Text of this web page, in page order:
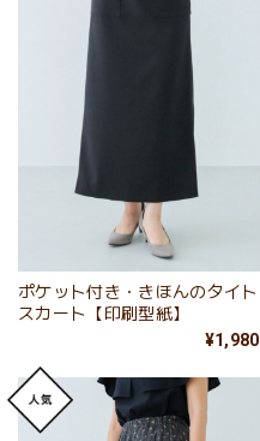
ポケット付き・きほんのタイト
スカート【印刷型紙】
¥1,980